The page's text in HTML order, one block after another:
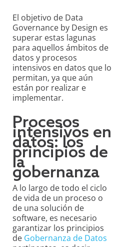
El objetivo de Data
Governance by Design es
superar estas lagunas
para aquellos ámbitos de
datos y procesos
intensivos en datos que lo
permitan, ya que aún
están por realizar e
implementar.
Procesos
intensivos en
datos: los
principios de
la
gobernanza
A lo largo de todo el ciclo
de vida de un proceso o
de una solución de
software, es necesario
garantizar los principios
de Gobernanza de Datos